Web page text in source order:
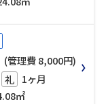
(管理費 8,000円)
礼 1ヶ月
㎡